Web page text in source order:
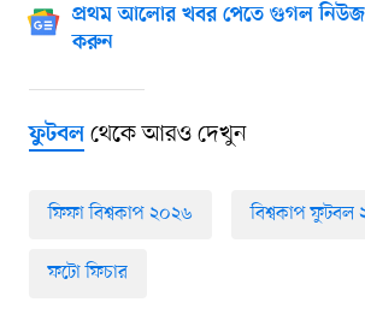
প্রথম আলোর খবর পেতে গুগল নিউজ
করুন
ফুটবলথেকে আরও দেখুন
ফিফা বিশ্বকাপ ২০২৬ বিশ্বকাপ ফুটবল
ফটো ফিচার